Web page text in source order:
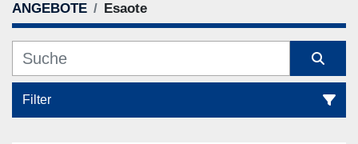
ANGEBOTE Esaote
Filter